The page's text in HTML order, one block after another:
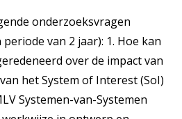
onderzoeksvragen
van 2 jaar): 1. Hoe kan
over de impact van
het System of Interest (SoI)
Systemen-van-Systemen